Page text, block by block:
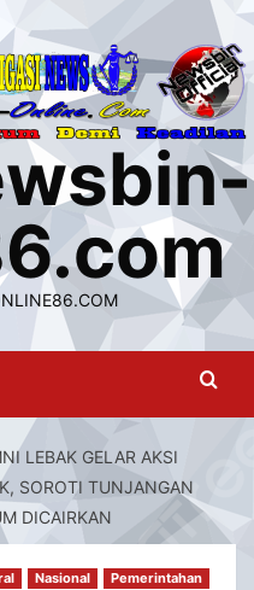
LEBAK GELAR AKSI
SOROTI TUNJANGAN
DICAIRKAN
Nasional Pemerintahan